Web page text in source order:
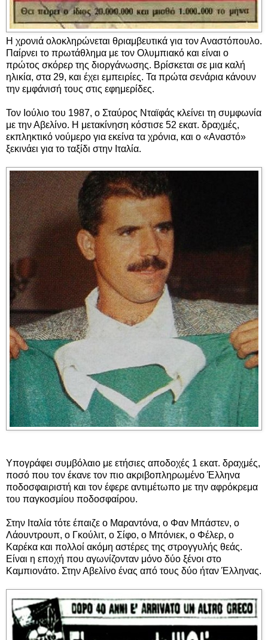
Η χρονιά ολοκληρώνεται θριαμβευτικά για τον Αναστόπουλο.
Παίρνει το πρωτάθλημα με τον Ολυμπιακό και είναι ο
πρώτος σκόρερ της διοργάνωσης. Βρίσκεται σε μια καλή
ηλικία, στα 29, και έχει εμπειρίες. Τα πρώτα σενάρια κάνουν
την εμφάνισή τους στις εφημερίδες.
Τον Ιούλιο του 1987, ο Σταύρος Νταϊφάς κλείνει τη συμφωνία
με την Αβελίνο. Η μετακίνηση κόστισε 52 εκατ. δραχμές,
εκπληκτικό νούμερο για εκείνα τα χρόνια, και ο «Αναστό»
ξεκινάει για το ταξίδι στην Ιταλία.
Υπογράφει συμβόλαιο με ετήσιες αποδοχές 1 εκατ. δραχμές,
ποσό που τον έκανε τον πιο ακριβοπληρωμένο Έλληνα
ποδοσφαιριστή και τον έφερε αντιμέτωπο με την αφρόκρεμα
του παγκοσμίου ποδοσφαίρου.
Στην Ιταλία τότε έπαιζε ο Μαραντόνα, ο Φαν Μπάστεν, ο
Λάουντρουπ, ο Γκούλιτ, ο Σίφο, ο Μπόνιεκ, ο Φέλερ, o
Καρέκα και πολλοί ακόμη αστέρες της στρογγυλής θεάς.
Είναι η εποχή που αγωνίζονταν μόνο δύο ξένοι στο
Καμπιονάτο. Στην Αβελίνο ένας από τους δύο ήταν Έλληνας.